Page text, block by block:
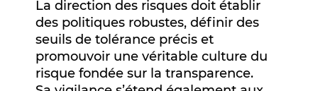
La direction des risques doit établir
des politiques robustes, définir des
seuils de tolérance précis et
promouvoir une véritable culture du
risque fondée sur la transparence.